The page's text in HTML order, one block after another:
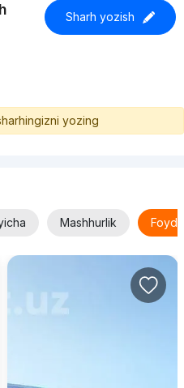
Sharh yozish
yozing
Mashhurlik